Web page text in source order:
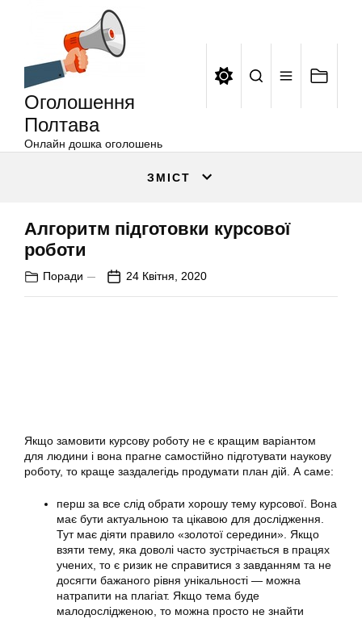
Оголошення
Полтава
Онлайн дошка оголошень
ЗМІСТ
Алгоритм підготовки курсової
роботи
Поради 24 Квітня, 2020
Якщо замовити курсову роботу не є кращим варіантом
для людини і вона прагне самостійно підготувати наукову
роботу, то краще заздалегідь продумати план дій. А саме:
перш за все слід обрати хорошу тему курсової. Вона
має бути актуальною та цікавою для дослідження.
Тут має діяти правило «золотої середини». Якщо
взяти тему, яка доволі часто зустрічається в працях
учених, то є ризик не справитися з завданням та не
досягти бажаного рівня унікальності — можна
натрапити на плагіат. Якщо тема буде
малодослідженою, то можна просто не знайти